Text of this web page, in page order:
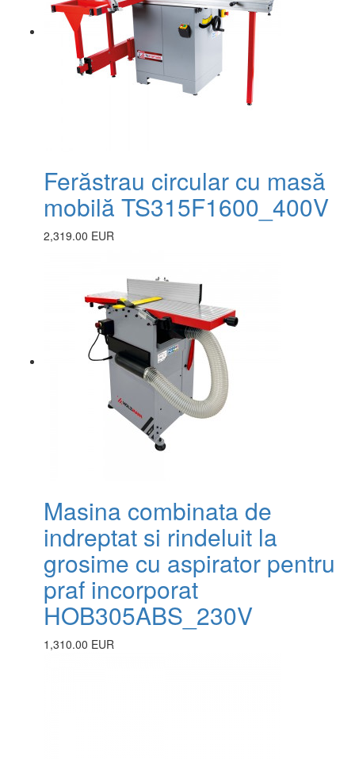
Ferăstrau circular cu masă
mobilă TS315F1600_400V
2,319.00 EUR
Masina combinata de
indreptat si rindeluit la
grosime cu aspirator pentru
praf incorporat
HOB305ABS_230V
1,310.00 EUR